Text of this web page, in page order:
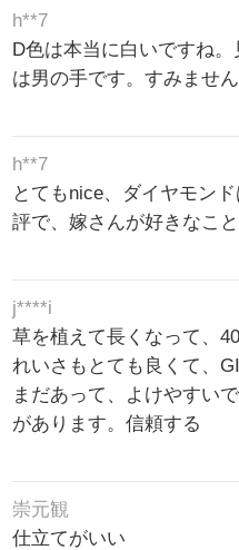
h**7
D色は本当に白いですね
は男の手です。すみませ
h**7
とてもnice、ダイヤモン
評で、嫁さんが好きなこと
j****i
草を植えて長くなって、
れいさもとても良くて、
まだあって、よけやすい
があります。信頼する
崇元観
仕立てがいい